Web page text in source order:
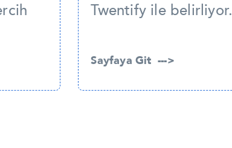
Twentify ile belirliyor.
Sayfaya Git --->